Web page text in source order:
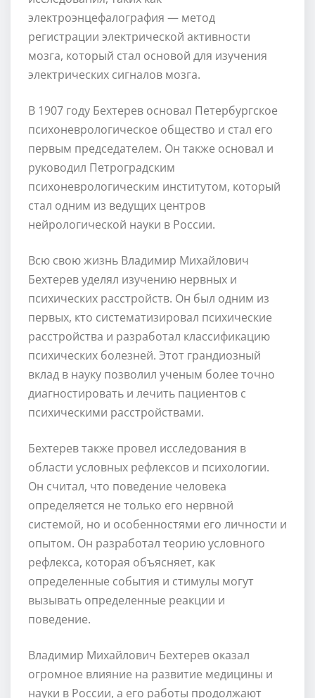
электроэнцефалография — метод
регистрации электрической активности
мозга, который стал основой для изучения
электрических сигналов мозга.
В 1907 году Бехтерев основал Петербургское
психоневрологическое общество и стал его
первым председателем. Он также основал и
руководил Петроградским
психоневрологическим институтом, который
стал одним из ведущих центров
нейрологической науки в России.
Всю свою жизнь Владимир Михайлович
Бехтерев уделял изучению нервных и
психических расстройств. Он был одним из
первых, кто систематизировал психические
расстройства и разработал классификацию
психических болезней. Этот грандиозный
вклад в науку позволил ученым более точно
диагностировать и лечить пациентов с
психическими расстройствами.
Бехтерев также провел исследования в
области условных рефлексов и психологии.
Он считал, что поведение человека
определяется не только его нервной
системой, но и особенностями его личности и
опытом. Он разработал теорию условного
рефлекса, которая объясняет, как
определенные события и стимулы могут
вызывать определенные реакции и
поведение.
Владимир Михайлович Бехтерев оказал
огромное влияние на развитие медицины и
науки в России, а его работы продолжают